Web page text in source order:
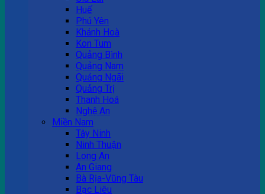
Huế
Phú Yên
Khánh Hoà
Kon Tum
Quảng Bình
Quảng Nam
Quảng Ngãi
Quảng Trị
Thanh Hoá
Nghệ An
Miền Nam
Tây Ninh
Ninh Thuận
Long An
An Giang
Bà Rịa-Vũng Tàu
Bạc Liêu